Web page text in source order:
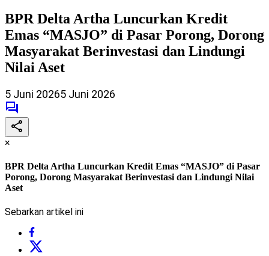
BPR Delta Artha Luncurkan Kredit
Emas “MASJO” di Pasar Porong, Dorong
Masyarakat Berinvestasi dan Lindungi
Nilai Aset
5 Juni 20265 Juni 2026
×
BPR Delta Artha Luncurkan Kredit Emas “MASJO” di Pasar
Porong, Dorong Masyarakat Berinvestasi dan Lindungi Nilai
Aset
Sebarkan artikel ini